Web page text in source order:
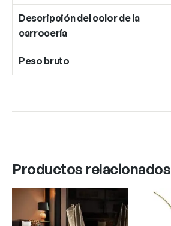
Descripción del color de la
carrocería
Peso bruto
Productos relacionados